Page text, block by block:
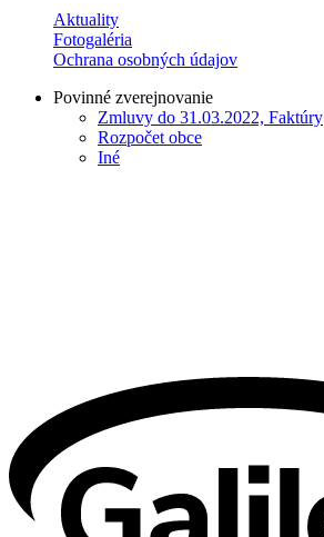
Aktuality
Fotogaléria
Ochrana osobných údajov
Povinné zverejnovanie
Zmluvy do 31.03.2022, Faktúry
Rozpočet obce
Iné